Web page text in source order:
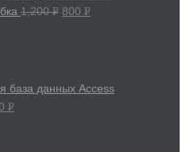
1,200Р 800 Р
база данных Access
Р